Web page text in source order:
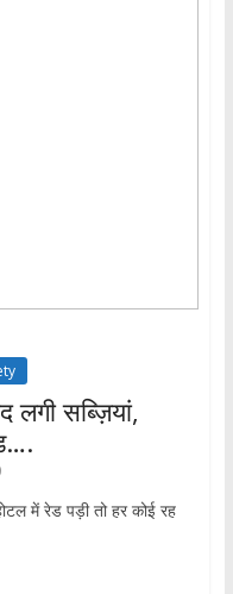
लगी सब्ज़ियां,
में रेड पड़ी तो हर कोई रह